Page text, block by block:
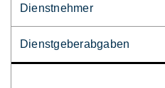
Dienstnehmer
Dienstgeberabgaben